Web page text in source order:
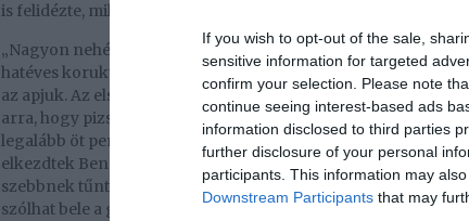
If you wish to opt-out of the sale,
sensitive information for targeted
confirm your selection. Please note
continue seeing interest-based ads
information disclosed to third parties
further disclosure of your personal
participants. This information may
Downstream Participants that may
is felidézte, milyen volt anyaként a televízióban dolgozni.
„Nagyon nehéz volt. A két gyerekem között mindössze
hatéves koruktól gyakorlatilag egyedül neveltem őket. Egy
az apjuk. Az első fél évre, amikor már mindkettő
arra, hogy pizsamában várom az édesanyámat, hogy
legalább öt percre leülhessek. Aztán amikor a lányom,
elkezdtek Benedekkel együtt játszani, hirtelen minden sokkal
szebbnek tűnt” – mesélte a már felnőtt gyermekek az
szólhat bele a gyereknevelésbe.